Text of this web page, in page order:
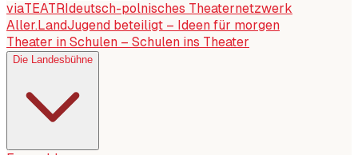
viaTEATRI deutsch-polnisches Theaternetzwerk
Aller.LandJugend beteiligt – Ideen für morgen
Theater in Schulen – Schulen ins Theater
Die Landesbühne